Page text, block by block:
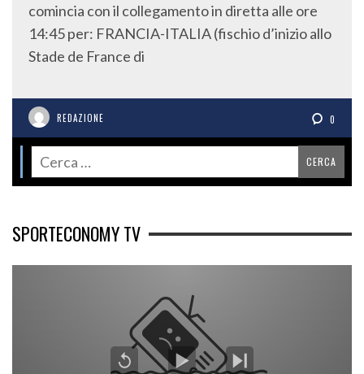
comincia con il collegamento in diretta alle ore
14:45 per: FRANCIA-ITALIA (fischio d’inizio allo
Stade de France di
REDAZIONE 0
SPORTECONOMY TV